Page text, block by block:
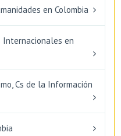
en Colombia
Internacionales en
Cs de la Información